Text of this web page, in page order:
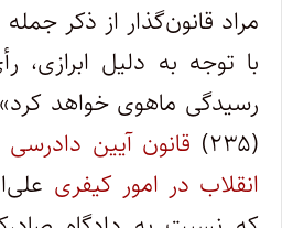
مراد قانون‌گذار از ذکر
با توجه به دلیل
(۲۳۵)
قانون آیین
انقلاب در امور کیفری